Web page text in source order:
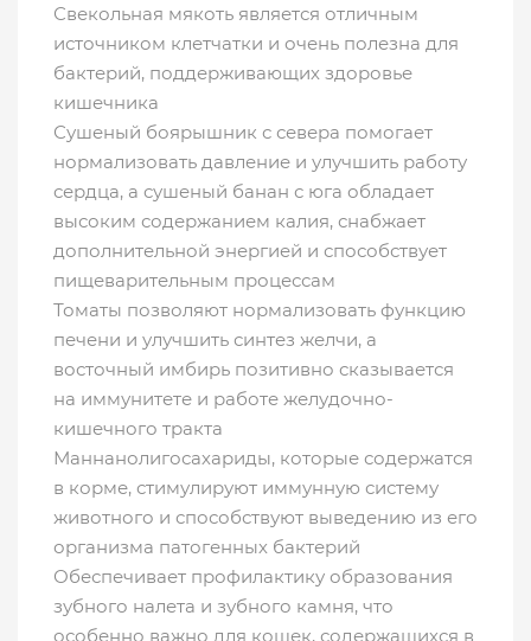
Свекольная мякоть является отличным
источником клетчатки и очень полезна для
бактерий, поддерживающих здоровье
кишечника
Сушеный боярышник с севера помогает
нормализовать давление и улучшить работу
сердца, а сушеный банан с юга обладает
высоким содержанием калия, снабжает
дополнительной энергией и способствует
пищеварительным процессам
Томаты позволяют нормализовать функцию
печени и улучшить синтез желчи, а
восточный имбирь позитивно сказывается
на иммунитете и работе желудочно-
кишечного тракта
Маннанолигосахариды, которые содержатся
в корме, стимулируют иммунную систему
животного и способствуют выведению из его
организма патогенных бактерий
Обеспечивает профилактику образования
зубного налета и зубного камня, что
особенно важно для кошек, содержащихся в